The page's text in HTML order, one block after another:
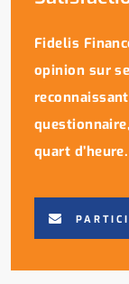
Fidelis
opinion sur
quart d’heure.